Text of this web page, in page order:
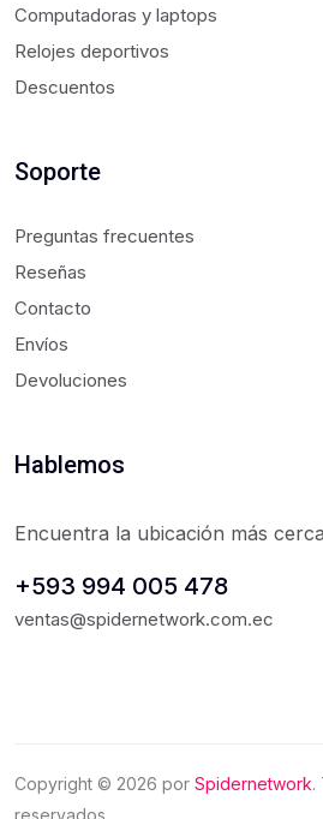
Computadoras y laptops
Relojes deportivos
Descuentos
Soporte
Preguntas frecuentes
Reseñas
Contacto
Envíos
Devoluciones
Hablemos
Encuentra la ubicación más
+593 994 005 478
ventas@spidernetwork.com.ec
Copyright © 2026 por Spidernetwork.
reservados.